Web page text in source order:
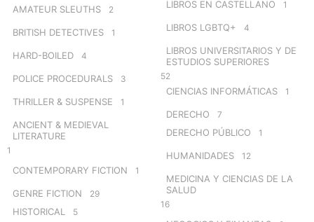
AMATEUR SLEUTHS 2
BRITISH DETECTIVES 1
HARD-BOILED 4
POLICE PROCEDURALS 3
THRILLER & SUSPENSE 1
ANCIENT & MEDIEVAL
LITERATURE
1
CONTEMPORARY FICTION 1
GENRE FICTION 29
HISTORICAL 5
LIBROS EN CASTELLANO 1
LIBROS LGBTQ+ 4
LIBROS UNIVERSITARIOS Y DE
ESTUDIOS SUPERIORES
52
CIENCIAS INFORMÁTICAS 1
DERECHO 7
DERECHO PÚBLICO 1
HUMANIDADES 12
MEDICINA Y CIENCIAS DE LA
SALUD
16